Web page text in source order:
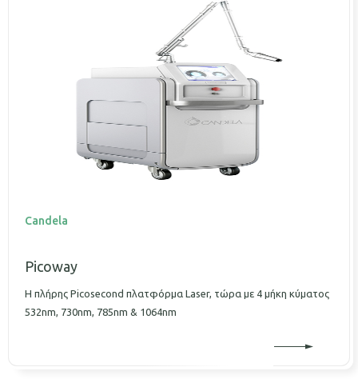
Candela
Picoway
Η πλήρης Picosecond πλατφόρμα Laser, τώρα με 4 μήκη κύματος
532nm, 730nm, 785nm & 1064nm